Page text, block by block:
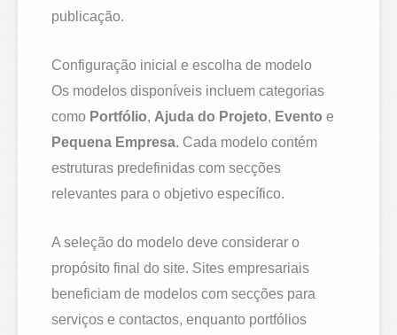
publicação.
Configuração inicial e escolha de modelo
Os modelos disponíveis incluem categorias
como Portfólio, Ajuda do Projeto, Evento e
Pequena Empresa. Cada modelo contém
estruturas predefinidas com secções
relevantes para o objetivo específico.
A seleção do modelo deve considerar o
propósito final do site. Sites empresariais
beneficiam de modelos com secções para
serviços e contactos, enquanto portfólios